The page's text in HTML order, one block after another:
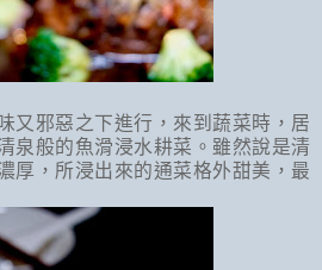
又邪惡之下進行，來到蔬菜時，居
泉般的魚滑浸水耕菜。雖然說是清
厚，所浸出來的通菜格外甜美，最